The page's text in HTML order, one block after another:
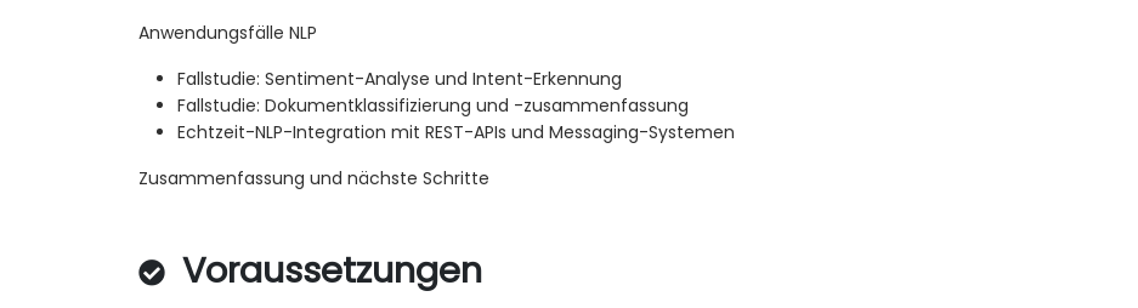
Anwendungsfälle NLP
Fallstudie: Sentiment-Analyse und Intent-Erkennung
Fallstudie: Dokumentklassifizierung und -zusammenfassung
Echtzeit-NLP-Integration mit REST-APIs und Messaging-Systemen
Zusammenfassung und nächste Schritte
Voraussetzungen